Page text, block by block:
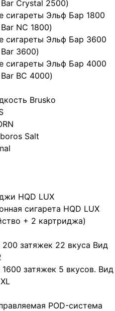
Crystal 2500)
сигареты Эльф Бар 1800
NC 1800)
сигареты Эльф Бар 3600
3600)
сигареты Эльф Бар 4000
BC 4000)
Brusko
Salt
HQD LUX
сигарета HQD LUX
+ 2 картриджа)
200 затяжек 22 вкуса Вид
1600 затяжек 5 вкусов. Вид
POD-система